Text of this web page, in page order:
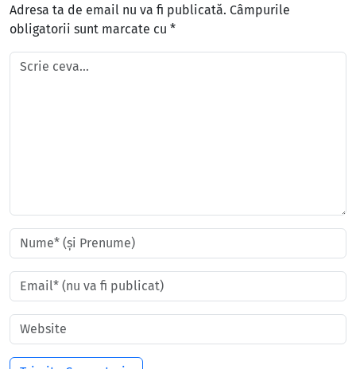
Adresa ta de email nu va fi publicată. Câmpurile
obligatorii sunt marcate cu *